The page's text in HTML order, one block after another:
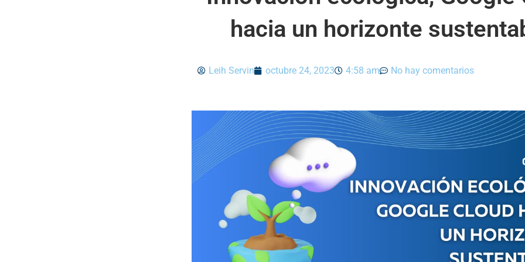
hacia un horizonte
Leih Servin octubre 24, 2023 4:58 am No hay comentarios